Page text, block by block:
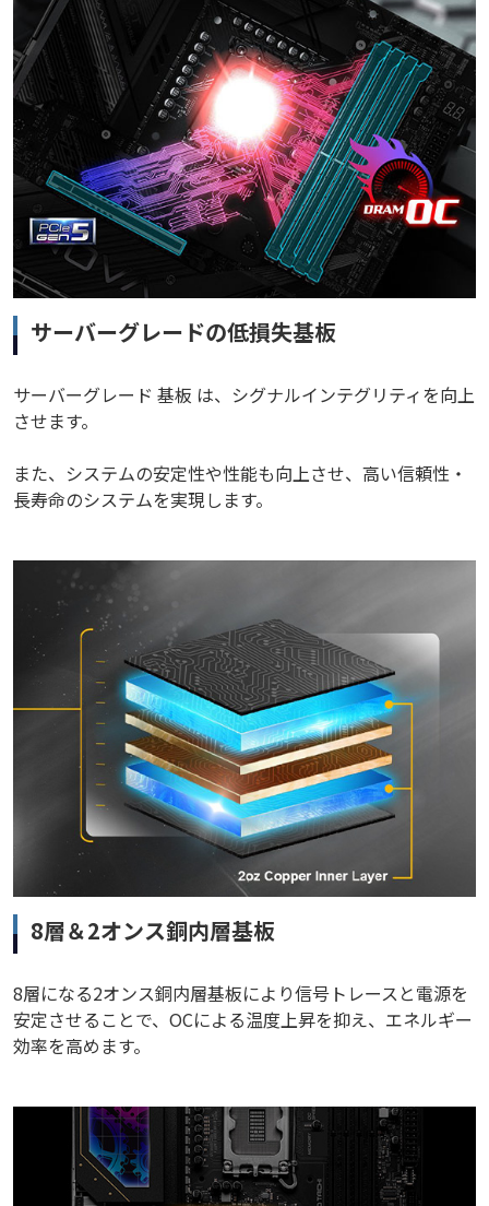
サーバーグレードの低損失基板
サーバーグレード 基板 は、シグナルインテグリティを向上
させます。
また、システムの安定性や性能も向上させ、高い信頼性・
長寿命のシステムを実現します。
8層＆2オンス銅内層基板
8層になる2オンス銅内層基板により信号トレースと電源を
安定させることで、OCによる温度上昇を抑え、エネルギー
効率を高めます。